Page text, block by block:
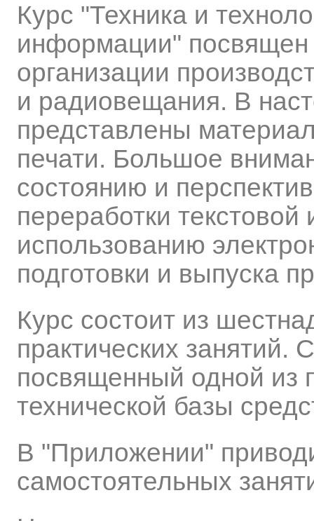
Курс "Техника и
информации" посвящен
организации
и радиовещания. В
представлены
печати. Большое
состоянию и
переработки
использованию
подготовки и выпуска
Курс состоит из
практических занятий.
посвященный одной из
технической базы
В "Приложении"
самостоятельных